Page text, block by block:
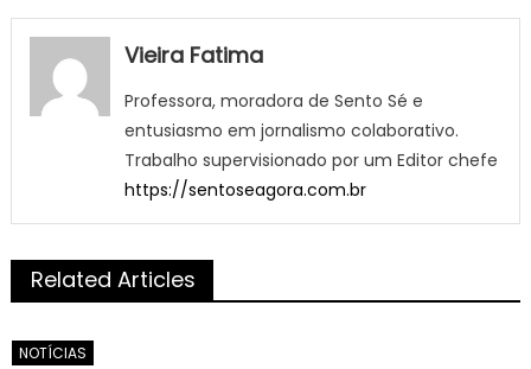
Vieira Fatima
Professora, moradora de Sento Sé e
entusiasmo em jornalismo colaborativo.
Trabalho supervisionado por um Editor chefe
https://sentoseagora.com.br
Related Articles
NOTÍCIAS